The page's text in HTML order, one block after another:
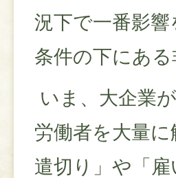
況下で一番影
条件の下にあ
いま、大企業
労働者を大量
遣切り」や「